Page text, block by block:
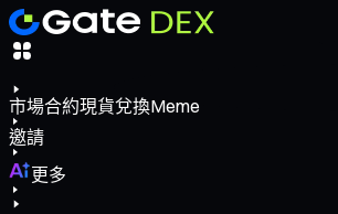
市場合約現貨兌換Meme
邀請
更多